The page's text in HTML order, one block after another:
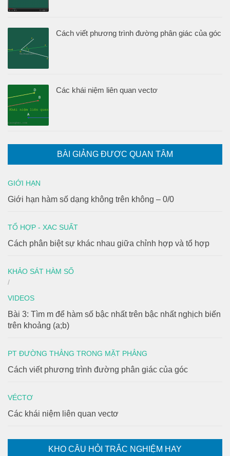
Cách viết phương trình đường phân giác của góc
Các khái niệm liên quan vectơ
BÀI GIẢNG ĐƯỢC QUAN TÂM
GIỚI HẠN
Giới hạn hàm số dạng không trên không – 0/0
TỔ HỢP - XAC SUẤT
Cách phân biệt sự khác nhau giữa chỉnh hợp và tổ hợp
KHẢO SÁT HÀM SỐ
/
VIDEOS
Bài 3: Tìm m để hàm số bậc nhất trên bậc nhất nghịch biến
trên khoảng (a;b)
PT ĐƯỜNG THẲNG TRONG MẶT PHẲNG
Cách viết phương trình đường phân giác của góc
VÉCTƠ
Các khái niệm liên quan vectơ
KHO CÂU HỎI TRẮC NGHIỆM HAY